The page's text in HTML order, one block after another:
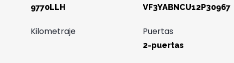
9770LLH VF3YABNCU12P30967
Kilometraje Puertas
2-puertas